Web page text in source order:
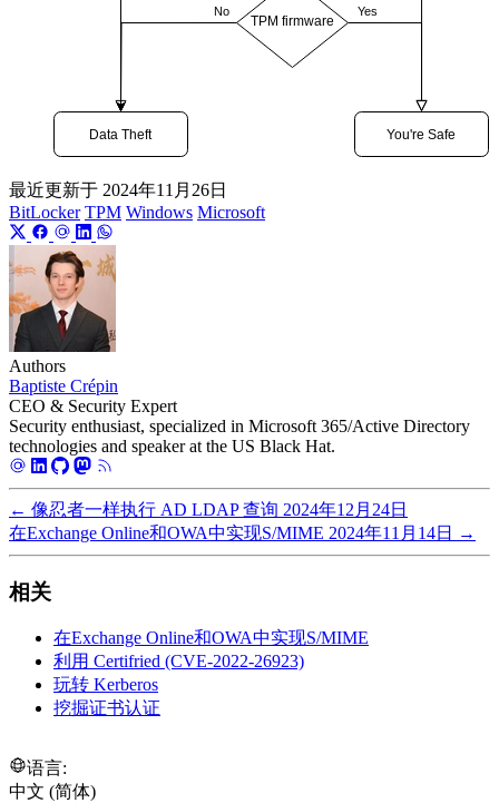
最近更新于 2024年11月26日
BitLocker TPM Windows Microsoft
Authors
Baptiste Crépin
CEO & Security Expert
Security enthusiast, specialized in Microsoft 365/Active Directory
technologies and speaker at the US Black Hat.
← 像忍者一样执行 AD LDAP 查询 2024年12月24日
在Exchange Online和OWA中实现S/MIME 2024年11月14日 →
相关
在Exchange Online和OWA中实现S/MIME
利用 Certifried (CVE-2022-26923)
玩转 Kerberos
挖掘证书认证
语言:
中文 (简体)